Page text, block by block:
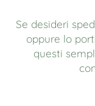
Se desideri
oppure lo
questi